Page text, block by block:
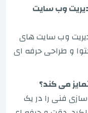
وب سایت
وب سایت های
و طراحی حرفه ای
سازی فنی را در یک